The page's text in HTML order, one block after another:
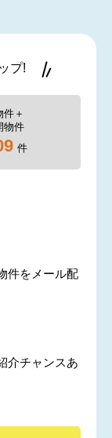
プ!
件＋
物件
件
件をメール配
介チャンスあ